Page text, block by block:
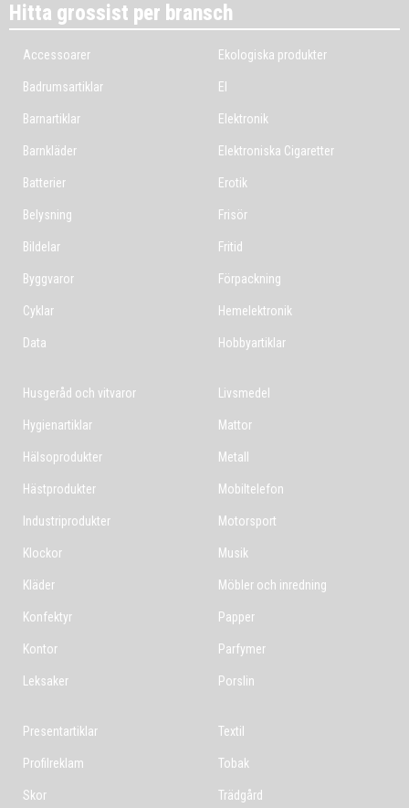
Hitta grossist per bransch
Accessoarer
Badrumsartiklar
Barnartiklar
Barnkläder
Batterier
Belysning
Bildelar
Byggvaror
Cyklar
Data
Ekologiska produkter
El
Elektronik
Elektroniska Cigaretter
Erotik
Frisör
Fritid
Förpackning
Hemelektronik
Hobbyartiklar
Husgeråd och vitvaror
Hygienartiklar
Hälsoprodukter
Hästprodukter
Industriprodukter
Klockor
Kläder
Konfektyr
Kontor
Leksaker
Livsmedel
Mattor
Metall
Mobiltelefon
Motorsport
Musik
Möbler och inredning
Papper
Parfymer
Porslin
Presentartiklar
Profilreklam
Skor
Textil
Tobak
Trädgård